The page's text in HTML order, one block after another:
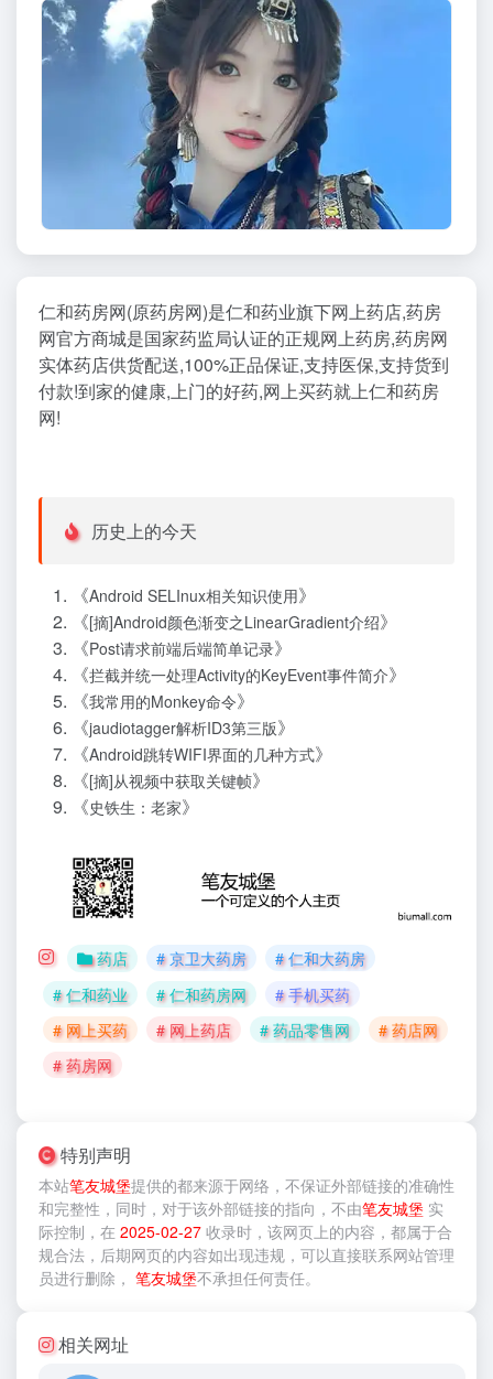
仁和药房网(原药房网)是仁和药业旗下网上药店,药房
网官方商城是国家药监局认证的正规网上药房,药房网
实体药店供货配送,100%正品保证,支持医保,支持货到
付款!到家的健康,上门的好药,网上买药就上仁和药房
网!
历史上的今天
《Android SELInux相关知识使用》
《[摘]Android颜色渐变之LinearGradient介绍》
《Post请求前端后端简单记录》
《拦截并统一处理Activity的KeyEvent事件简介》
《我常用的Monkey命令》
《jaudiotagger解析ID3第三版》
《Android跳转WIFI界面的几种方式》
《[摘]从视频中获取关键帧》
《史铁生：老家》
药店 # 京卫大药房
# 仁和大药房
# 仁和药业
# 仁和药房网
# 手机买药
# 网上买药
# 网上药店 # 药品零售网
# 药店网
# 药房网
特别声明
本站笔友城堡提供的都来源于网络，不保证外部链接的准确性
和完整性，同时，对于该外部链接的指向，不由笔友城堡 实
际控制，在 2025-02-27 收录时，该网页上的内容，都属于合
规合法，后期网页的内容如出现违规，可以直接联系网站管理
员进行删除， 笔友城堡不承担任何责任。
相关网址